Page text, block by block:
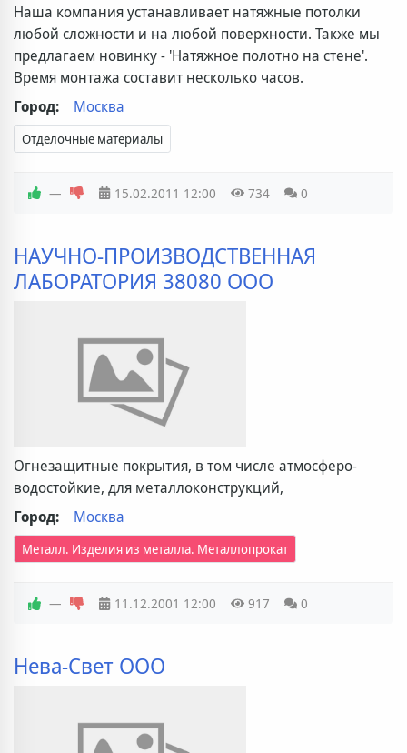
Наша компания устанавливает натяжные потолки
любой сложности и на любой поверхности. Также мы
предлагаем новинку - 'Натяжное полотно на стене'.
Время монтажа составит несколько часов.
Город:
Москва
Отделочные материалы
— 15.02.2011 12:00 734 0
НАУЧНО-ПРОИЗВОДСТВЕННАЯ
ЛАБОРАТОРИЯ 38080 ООО
Огнезащитные покрытия, в том числе атмосферо-
водостойкие, для металлоконструкций,
Город:
Москва
Металл. Изделия из металла. Металлопрокат
— 11.12.2001 12:00 917 0
Нева-Свет ООО